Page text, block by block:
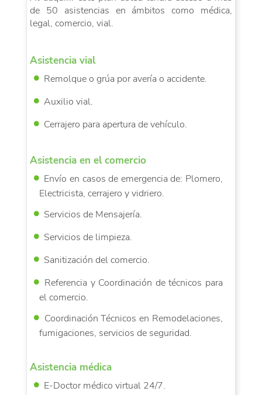
de 50 asistencias en ámbitos como médica,
legal, comercio, vial.
Asistencia vial
Remolque o grúa por avería o accidente.
Auxilio vial.
Cerrajero para apertura de vehículo.
Asistencia en el comercio
Envío en casos de emergencia de: Plomero,
Electricista, cerrajero y vidriero.
Servicios de Mensajería.
Servicios de limpieza.
Sanitización del comercio.
Referencia y Coordinación de técnicos para
el comercio.
Coordinación Técnicos en Remodelaciones,
fumigaciones, servicios de seguridad.
Asistencia médica
E-Doctor médico virtual 24/7.